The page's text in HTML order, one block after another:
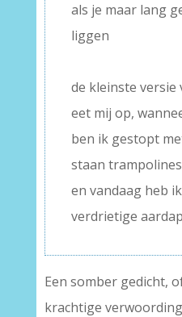
als je maar lang
liggen
de kleinste versie
eet mij op,
ben ik gestopt
staan
en vandaag heb
verdrietige
Een somber gedicht,
krachtige